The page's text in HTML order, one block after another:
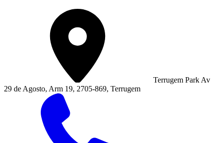
Terrugem Park Av
29 de Agosto, Arm 19, 2705-869, Terrugem